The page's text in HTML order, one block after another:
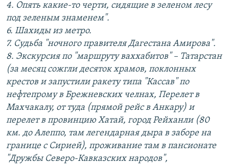
4. Опять какие-то черти, сидящие в зеленом лесу
под зеленым знаменем".
6. Шахиды из метро.
7. Судьба "ночного правителя Дагестана Амирова".
8. Экскурсия по "маршруту ваххабитов" – Татарстан
(за месяц сожгли десяток храмов, поклонных
крестов и запустили ракету типа "Кассав" по
нефтепрому в Брежневских челнах, Перелет в
Махчакалу, от туда (прямой рейс в Анкару) и
перелет в провинцию Хатай, город Рейханли (80
км. до Алеппо, там легендарная дыра в заборе на
границе с Сирией), проживание там в пансионате
"Дружбы Северо-Кавказских народов",